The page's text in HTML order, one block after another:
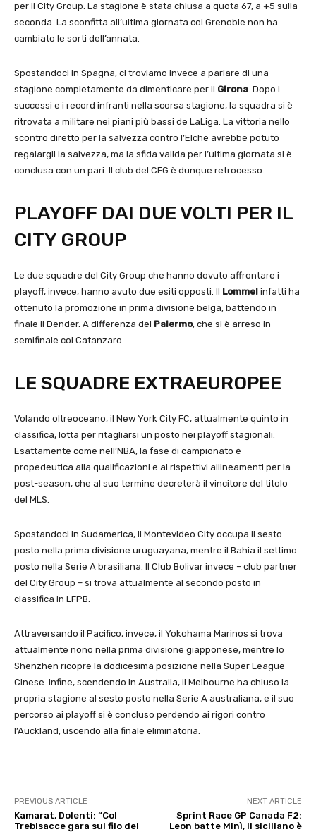
per il City Group. La stagione è stata chiusa a quota 67, a +5 sulla
seconda. La sconfitta all’ultima giornata col Grenoble non ha
cambiato le sorti dell’annata.
Spostandoci in Spagna, ci troviamo invece a parlare di una
stagione completamente da dimenticare per il Girona. Dopo i
successi e i record infranti nella scorsa stagione, la squadra si è
ritrovata a militare nei piani più bassi de LaLiga. La vittoria nello
scontro diretto per la salvezza contro l’Elche avrebbe potuto
regalargli la salvezza, ma la sfida valida per l’ultima giornata si è
conclusa con un pari. Il club del CFG è dunque retrocesso.
PLAYOFF DAI DUE VOLTI PER IL
CITY GROUP
Le due squadre del City Group che hanno dovuto affrontare i
playoff, invece, hanno avuto due esiti opposti. Il Lommel infatti ha
ottenuto la promozione in prima divisione belga, battendo in
finale il Dender. A differenza del Palermo, che si è arreso in
semifinale col Catanzaro.
LE SQUADRE EXTRAEUROPEE
Volando oltreoceano, il New York City FC, attualmente quinto in
classifica, lotta per ritagliarsi un posto nei playoff stagionali.
Esattamente come nell’NBA, la fase di campionato è
propedeutica alla qualificazioni e ai rispettivi allineamenti per la
post-season, che al suo termine decreterà il vincitore del titolo
del MLS.
Spostandoci in Sudamerica, il Montevideo City occupa il sesto
posto nella prima divisione uruguayana, mentre il Bahia il settimo
posto nella Serie A brasiliana. Il Club Bolivar invece – club partner
del City Group – si trova attualmente al secondo posto in
classifica in LFPB.
Attraversando il Pacifico, invece, il Yokohama Marinos si trova
attualmente nono nella prima divisione giapponese, mentre lo
Shenzhen ricopre la dodicesima posizione nella Super League
Cinese. Infine, scendendo in Australia, il Melbourne ha chiuso la
propria stagione al sesto posto nella Serie A australiana, e il suo
percorso ai playoff si è concluso perdendo ai rigori contro
l’Auckland, uscendo alla finale eliminatoria.
PREVIOUS ARTICLE
Kamarat, Dolenti: “Col
Trebisacce gara sul filo del
NEXT ARTICLE
Sprint Race GP Canada F2:
Leon batte Minì, il siciliano è